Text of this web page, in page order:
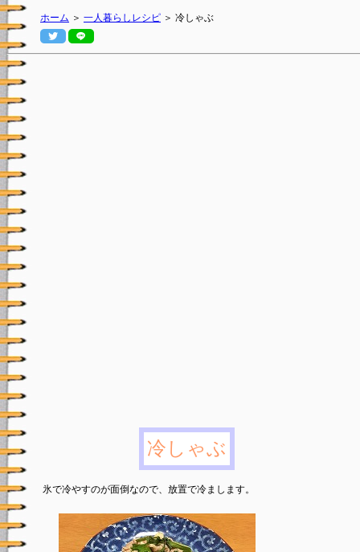
ホーム ＞ 一人暮らしレシピ ＞ 冷しゃぶ
冷しゃぶ
氷で冷やすのが面倒なので、放置で冷まします。